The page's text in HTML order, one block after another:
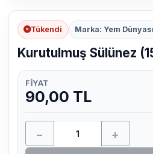
Tükendi Marka: Yem Dünyası
Kurutulmuş Sülünez
FIYAT
90,00 TL
− +